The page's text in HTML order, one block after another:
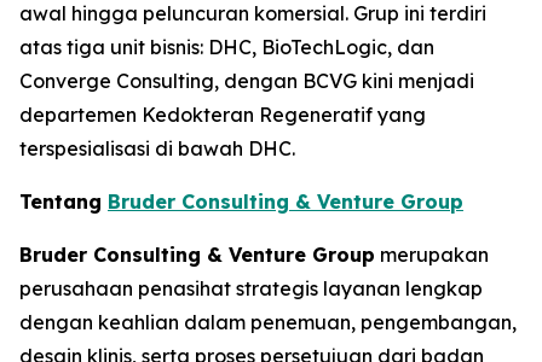
awal hingga peluncuran komersial. Grup ini terdiri
atas tiga unit bisnis: DHC, BioTechLogic, dan
Converge Consulting, dengan BCVG kini menjadi
departemen Kedokteran Regeneratif yang
terspesialisasi di bawah DHC.
Tentang Bruder Consulting & Venture Group
Bruder Consulting & Venture Group merupakan
perusahaan penasihat strategis layanan lengkap
dengan keahlian dalam penemuan, pengembangan,
desain klinis, serta proses persetujuan dari badan